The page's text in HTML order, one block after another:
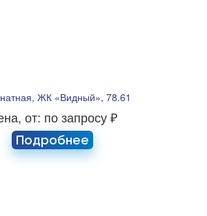
ЖК «Видный», 78.61
от: по запросу ₽
Подробнее